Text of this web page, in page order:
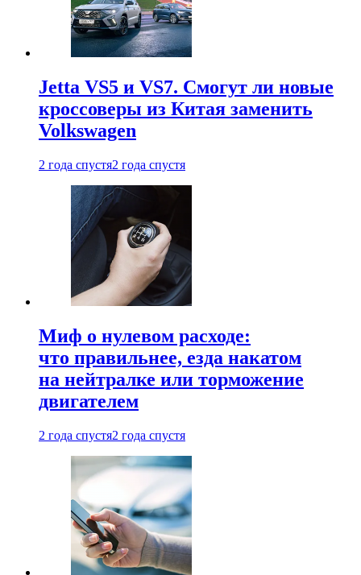
Jetta VS5 и VS7. Смогут ли новые
кроссоверы из Китая заменить
Volkswagen
2 года спустя2 года спустя
Миф о нулевом расходе:
что правильнее, езда накатом
на нейтралке или торможение
двигателем
2 года спустя2 года спустя